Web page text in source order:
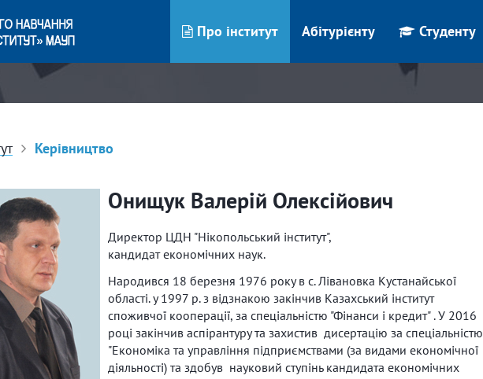
Про інститут Абітурієнту Студенту
Керівництво
Онищук Валерій Олексійович
Директор ЦДН "Нікопольський інститут",
кандидат економічних наук.
Народився 18 березня 1976 року в с. Лівановка Кустанайської
області. у 1997 р. з відзнакою закінчив Казахський інститут
споживчої кооперації, за спеціальністю "Фінанси і кредит" . У 2016
році закінчив аспірантуру та захистив дисертацію за спеціальністю
"Економіка та управління підприємствами (за видами економічної
діяльності) та здобув науковий ступінь кандидата економічних